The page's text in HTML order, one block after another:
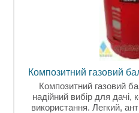
Композитний газовий
Композитний газовий
надійний вибір для дачі,
використання. Легкий,